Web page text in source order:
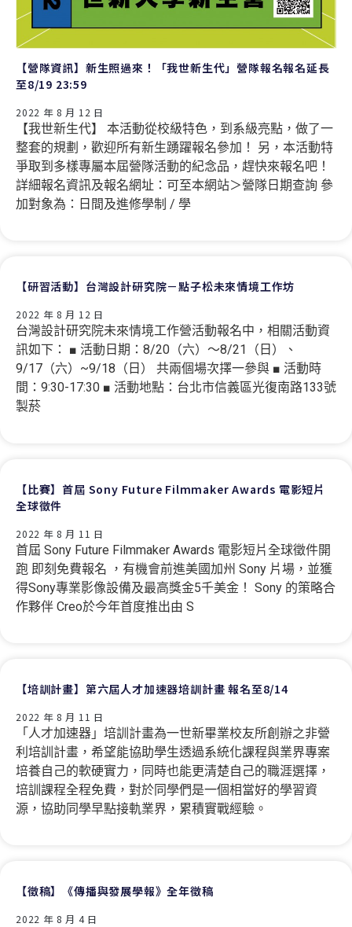
【營隊資訊】新生照過來！「我世新生代」營隊報名報名延長
至8/19 23:59
2022 年 8 月 12 日
【我世新生代】 本活動從校級特色，到系級亮點，做了一
整套的規劃，歡迎所有新生踴躍報名參加！ 另，本活動特
爭取到多樣專屬本屆營隊活動的紀念品，趕快來報名吧！
詳細報名資訊及報名網址：可至本網站＞營隊日期查詢 參
加對象為：日間及進修學制 / 學
【研習活動】台灣設計研究院－點子松未來情境工作坊
2022 年 8 月 12 日
台灣設計研究院未來情境工作營活動報名中，相關活動資
訊如下： ■ 活動日期：8/20（六）～8/21（日）、
9/17（六）~9/18（日） 共兩個場次擇一參與 ■ 活動時
間：9:30-17:30 ■ 活動地點：台北市信義區光復南路133號
製菸
【比賽】首屆 Sony Future Filmmaker Awards 電影短片
全球徵件
2022 年 8 月 11 日
首屆 Sony Future Filmmaker Awards 電影短片全球徵件開
跑 即刻免費報名 ，有機會前進美國加州 Sony 片場，並獲
得Sony專業影像設備及最高獎金5千美金！ Sony 的策略合
作夥伴 Creo於今年首度推出由 S
【培訓計畫】第六屆人才加速器培訓計畫 報名至8/14
2022 年 8 月 11 日
「人才加速器」培訓計畫為一世新畢業校友所創辦之非營
利培訓計畫，希望能協助學生透過系統化課程與業界專案
培養自己的軟硬實力，同時也能更清楚自己的職涯選擇，
培訓課程全程免費，對於同學們是一個相當好的學習資
源，協助同學早點接軌業界，累積實戰經驗。
【徵稿】《傳播與發展學報》全年徵稿
2022 年 8 月 4 日